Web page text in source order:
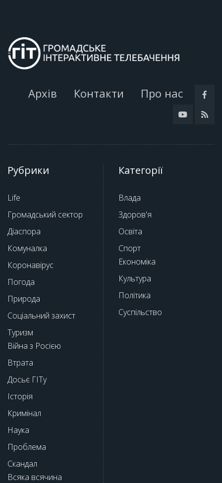
Архів Контакти Про нас
Рубрики
Life
Громадський сектор
Діаспора
Комуналка
Коронавірус
Погода
Природа
Соціальний захист
Туризм
Війна з Росією
Втрата
Досьє ГІТу
Історія
Кримінал
Наука
Проблема
Скандал
Всяка всячина
Категорії
Влада
Здоров'я
Освіта
Спорт
Економіка
Культура
Політика
Суспільство